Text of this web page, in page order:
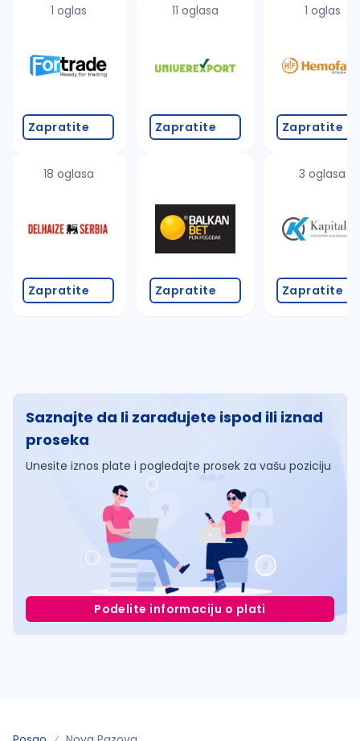
1 oglas
Zapratite
18 oglasa
Zapratite
11 oglasa
Zapratite
Zapratite
1 oglas
Zapratite
3 oglasa
Zapratite
Saznajte da li zarađujete ispod ili iznad
proseka
Unesite iznos plate i pogledajte prosek za vašu poziciju
Podelite informaciju o plati